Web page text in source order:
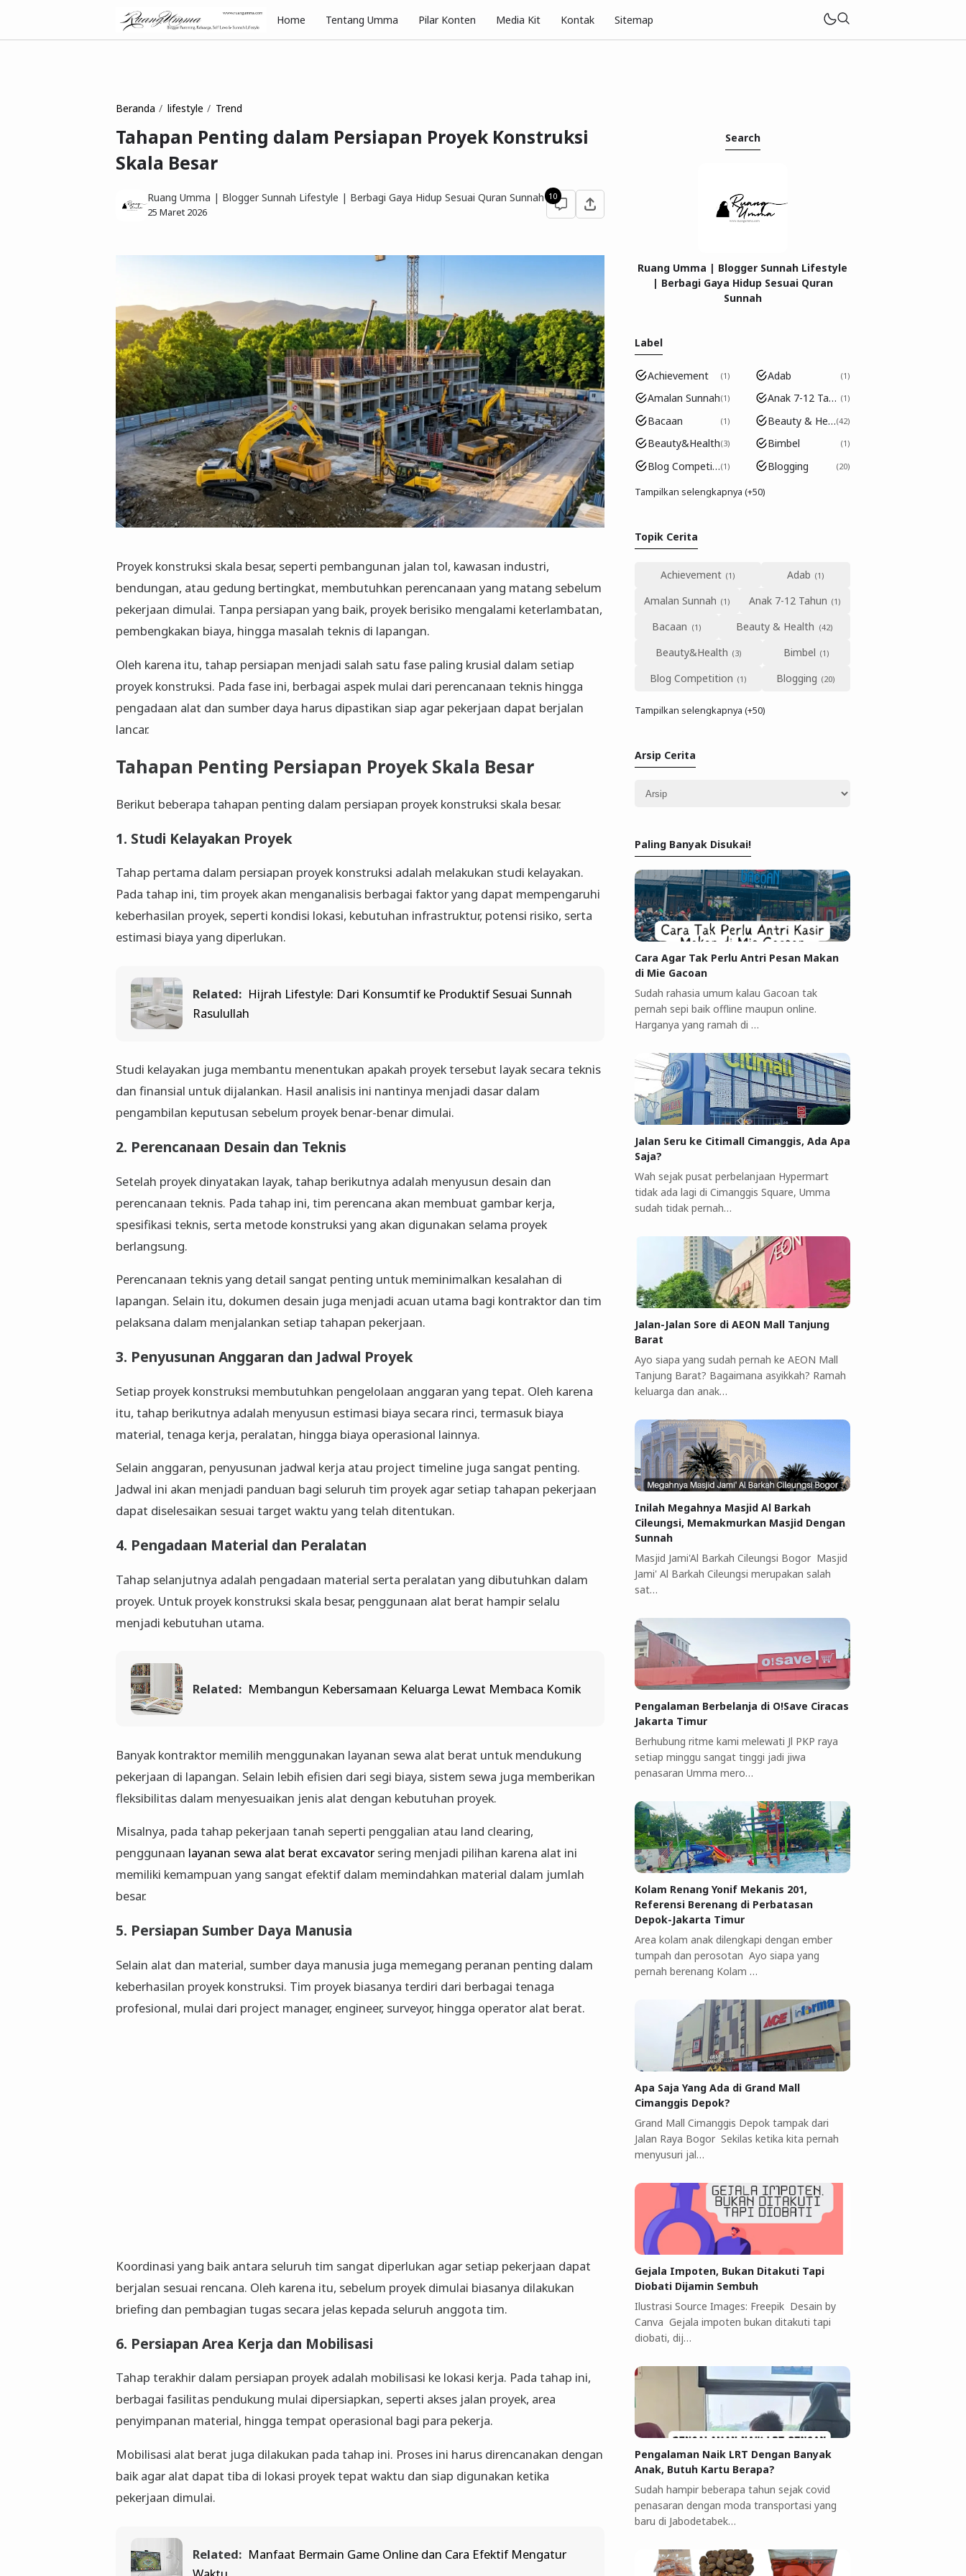
Home Tentang Umma Pilar Konten Media Kit Kontak Sitemap
Beranda lifestyle Trend
Tahapan Penting dalam Persiapan Proyek Konstruksi
Skala Besar
Ruang Umma | Blogger Sunnah Lifestyle | Berbagi Gaya Hidup Sesuai Quran Sunnah
25 Maret 2026
10
Proyek konstruksi skala besar, seperti pembangunan jalan tol, kawasan industri,
bendungan, atau gedung bertingkat, membutuhkan perencanaan yang matang sebelum
pekerjaan dimulai. Tanpa persiapan yang baik, proyek berisiko mengalami keterlambatan,
pembengkakan biaya, hingga masalah teknis di lapangan.
Oleh karena itu, tahap persiapan menjadi salah satu fase paling krusial dalam setiap
proyek konstruksi. Pada fase ini, berbagai aspek mulai dari perencanaan teknis hingga
pengadaan alat dan sumber daya harus dipastikan siap agar pekerjaan dapat berjalan
lancar.
Tahapan Penting Persiapan Proyek Skala Besar
Berikut beberapa tahapan penting dalam persiapan proyek konstruksi skala besar.
1. Studi Kelayakan Proyek
Tahap pertama dalam persiapan proyek konstruksi adalah melakukan studi kelayakan.
Pada tahap ini, tim proyek akan menganalisis berbagai faktor yang dapat mempengaruhi
keberhasilan proyek, seperti kondisi lokasi, kebutuhan infrastruktur, potensi risiko, serta
estimasi biaya yang diperlukan.
Related: Hijrah Lifestyle: Dari Konsumtif ke Produktif Sesuai Sunnah
Rasulullah
Studi kelayakan juga membantu menentukan apakah proyek tersebut layak secara teknis
dan finansial untuk dijalankan. Hasil analisis ini nantinya menjadi dasar dalam
pengambilan keputusan sebelum proyek benar-benar dimulai.
2. Perencanaan Desain dan Teknis
Setelah proyek dinyatakan layak, tahap berikutnya adalah menyusun desain dan
perencanaan teknis. Pada tahap ini, tim perencana akan membuat gambar kerja,
spesifikasi teknis, serta metode konstruksi yang akan digunakan selama proyek
berlangsung.
Perencanaan teknis yang detail sangat penting untuk meminimalkan kesalahan di
lapangan. Selain itu, dokumen desain juga menjadi acuan utama bagi kontraktor dan tim
pelaksana dalam menjalankan setiap tahapan pekerjaan.
3. Penyusunan Anggaran dan Jadwal Proyek
Setiap proyek konstruksi membutuhkan pengelolaan anggaran yang tepat. Oleh karena
itu, tahap berikutnya adalah menyusun estimasi biaya secara rinci, termasuk biaya
material, tenaga kerja, peralatan, hingga biaya operasional lainnya.
Selain anggaran, penyusunan jadwal kerja atau project timeline juga sangat penting.
Jadwal ini akan menjadi panduan bagi seluruh tim proyek agar setiap tahapan pekerjaan
dapat diselesaikan sesuai target waktu yang telah ditentukan.
4. Pengadaan Material dan Peralatan
Tahap selanjutnya adalah pengadaan material serta peralatan yang dibutuhkan dalam
proyek. Untuk proyek konstruksi skala besar, penggunaan alat berat hampir selalu
menjadi kebutuhan utama.
Related: Membangun Kebersamaan Keluarga Lewat Membaca Komik
Banyak kontraktor memilih menggunakan layanan sewa alat berat untuk mendukung
pekerjaan di lapangan. Selain lebih efisien dari segi biaya, sistem sewa juga memberikan
fleksibilitas dalam menyesuaikan jenis alat dengan kebutuhan proyek.
Misalnya, pada tahap pekerjaan tanah seperti penggalian atau land clearing,
penggunaan layanan sewa alat berat excavatorsering menjadi pilihan karena alat ini
memiliki kemampuan yang sangat efektif dalam memindahkan material dalam jumlah
besar.
5. Persiapan Sumber Daya Manusia
Selain alat dan material, sumber daya manusia juga memegang peranan penting dalam
keberhasilan proyek konstruksi. Tim proyek biasanya terdiri dari berbagai tenaga
profesional, mulai dari project manager, engineer, surveyor, hingga operator alat berat.
Koordinasi yang baik antara seluruh tim sangat diperlukan agar setiap pekerjaan dapat
berjalan sesuai rencana. Oleh karena itu, sebelum proyek dimulai biasanya dilakukan
briefing dan pembagian tugas secara jelas kepada seluruh anggota tim.
6. Persiapan Area Kerja dan Mobilisasi
Tahap terakhir dalam persiapan proyek adalah mobilisasi ke lokasi kerja. Pada tahap ini,
berbagai fasilitas pendukung mulai dipersiapkan, seperti akses jalan proyek, area
penyimpanan material, hingga tempat operasional bagi para pekerja.
Mobilisasi alat berat juga dilakukan pada tahap ini. Proses ini harus direncanakan dengan
baik agar alat dapat tiba di lokasi proyek tepat waktu dan siap digunakan ketika
pekerjaan dimulai.
Related: Manfaat Bermain Game Online dan Cara Efektif Mengatur
Search
Ruang Umma | Blogger Sunnah Lifestyle
| Berbagi Gaya Hidup Sesuai Quran
Sunnah
Label
Achievement 1 Adab 1
Amalan Sunnah 1 Anak 7-12 Tahun 1
Bacaan 1 Beauty & Health 42
Beauty&Health 3 Bimbel 1
Blog Competition 1 Blogging 20
Tampilkan selengkapnya (+50)
Topik Cerita
Achievement
Adab
Amalan Sunnah
Anak 7-12 Tahun
Bacaan
Beauty & Health
Beauty&Health
Bimbel
Blog Competition
Blogging
Tampilkan selengkapnya (+50)
Arsip Cerita
Paling Banyak Disukai!
Cara Agar Tak Perlu Antri Pesan Makan
di Mie Gacoan
Sudah rahasia umum kalau Gacoan tak
pernah sepi baik offline maupun online.
Harganya yang ramah di …
Jalan Seru ke Citimall Cimanggis, Ada Apa
Saja?
Wah sejak pusat perbelanjaan Hypermart
tidak ada lagi di Cimanggis Square, Umma
sudah tidak pernah…
Jalan-Jalan Sore di AEON Mall Tanjung
Barat
Ayo siapa yang sudah pernah ke AEON Mall
Tanjung Barat? Bagaimana asyikkah? Ramah
keluarga dan anak…
Inilah Megahnya Masjid Al Barkah
Cileungsi, Memakmurkan Masjid Dengan
Sunnah
Masjid Jami'Al Barkah Cileungsi Bogor Masjid
Jami' Al Barkah Cileungsi merupakan salah
sat…
Pengalaman Berbelanja di O!Save Ciracas
Jakarta Timur
Berhubung ritme kami melewati Jl PKP raya
setiap minggu sangat tinggi jadi jiwa
penasaran Umma mero…
Kolam Renang Yonif Mekanis 201,
Referensi Berenang di Perbatasan
Depok-Jakarta Timur
Area kolam anak dilengkapi dengan ember
tumpah dan perosotan Ayo siapa yang
pernah berenang Kolam …
Apa Saja Yang Ada di Grand Mall
Cimanggis Depok?
Grand Mall Cimanggis Depok tampak dari
Jalan Raya Bogor Sekilas ketika kita pernah
menyusuri jal…
Gejala Impoten, Bukan Ditakuti Tapi
Diobati Dijamin Sembuh
Ilustrasi Source Images: Freepik Desain by
Canva Gejala impoten bukan ditakuti tapi
diobati, dij…
Pengalaman Naik LRT Dengan Banyak
Anak, Butuh Kartu Berapa?
Sudah hampir beberapa tahun sejak covid
penasaran dengan moda transportasi yang
baru di Jabodetabek…